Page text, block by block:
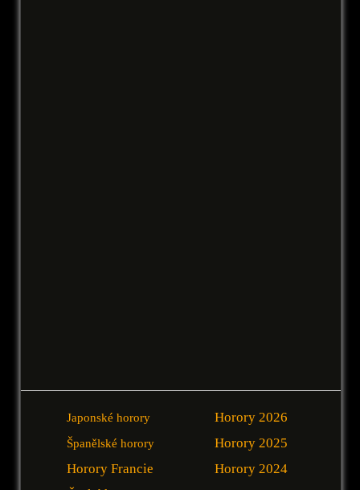
Japonské horory
Španělské horory
Horory Francie
Horory 2026
Horory 2025
Horory 2024